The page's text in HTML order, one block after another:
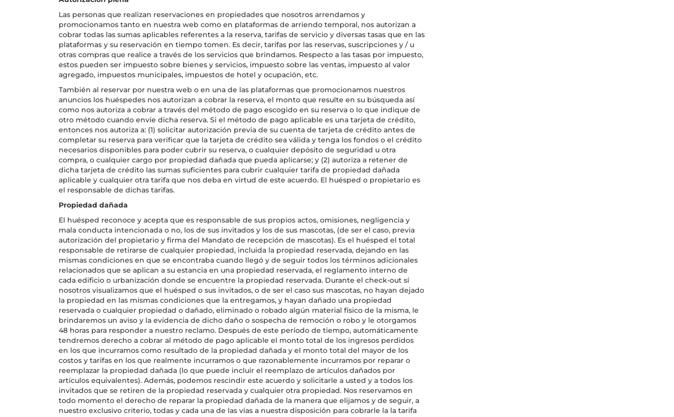
Las personas que realizan reservaciones en propiedades que nosotros arrendamos y
promocionamos tanto en nuestra web como en plataformas de arriendo temporal, nos autorizan a
cobrar todas las sumas aplicables referentes a la reserva, tarifas de servicio y diversas tasas que en las
plataformas y su reservación en tiempo tomen. Es decir, tarifas por las reservas, suscripciones y / u
otras compras que realice a través de los servicios que brindamos. Respecto a las tasas por impuesto,
estos pueden ser impuesto sobre bienes y servicios, impuesto sobre las ventas, impuesto al valor
agregado, impuestos municipales, impuestos de hotel y ocupación, etc.
También al reservar por nuestra web o en una de las plataformas que promocionamos nuestros
anuncios los huéspedes nos autorizan a cobrar la reserva, el monto que resulte en su búsqueda así
como nos autoriza a cobrar a través del método de pago escogido en su reserva o lo que indique de
otro método cuando envíe dicha reserva. Si el método de pago aplicable es una tarjeta de crédito,
entonces nos autoriza a: (1) solicitar autorización previa de su cuenta de tarjeta de crédito antes de
completar su reserva para verificar que la tarjeta de crédito sea válida y tenga los fondos o el crédito
necesarios disponibles para poder cubrir su reserva, o cualquier depósito de seguridad u otra
compra, o cualquier cargo por propiedad dañada que pueda aplicarse; y (2) autoriza a retener de
dicha tarjeta de crédito las sumas suficientes para cubrir cualquier tarifa de propiedad dañada
aplicable y cualquier otra tarifa que nos deba en virtud de este acuerdo. El huésped o propietario es
el responsable de dichas tarifas.
Propiedad dañada
El huésped reconoce y acepta que es responsable de sus propios actos, omisiones, negligencia y
mala conducta intencionada o no, los de sus invitados y los de sus mascotas, (de ser el caso, previa
autorización del propietario y firma del Mandato de recepción de mascotas). Es el huésped el total
responsable de retirarse de cualquier propiedad, incluida la propiedad reservada, dejando en las
mismas condiciones en que se encontraba cuando llegó y de seguir todos los términos adicionales
relacionados que se aplican a su estancia en una propiedad reservada, el reglamento interno de
cada edificio o urbanización donde se encuentre la propiedad reservada. Durante el check-out sí
nosotros visualizamos que el huésped o sus invitados, o de ser el caso sus mascotas, no hayan dejado
la propiedad en las mismas condiciones que la entregamos, y hayan dañado una propiedad
reservada o cualquier propiedad o dañado, eliminado o robado algún material físico de la misma, le
brindaremos un aviso y la evidencia de dicho daño o sospecha de remoción o robo y le otorgamos
48 horas para responder a nuestro reclamo. Después de este período de tiempo, automáticamente
tendremos derecho a cobrar al método de pago aplicable el monto total de los ingresos perdidos
en los que incurramos como resultado de la propiedad dañada y el monto total del mayor de los
costos y tarifas en los que realmente incurramos o que razonablemente incurramos por reparar o
reemplazar la propiedad dañada (lo que puede incluir el reemplazo de artículos dañados por
artículos equivalentes). Además, podemos rescindir este acuerdo y solicitarle a usted y a todos los
invitados que se retiren de la propiedad reservada y cualquier otra propiedad. Nos reservamos en
todo momento el derecho de reparar la propiedad dañada de la manera que elijamos y de seguir, a
nuestro exclusivo criterio, todas y cada una de las vías a nuestra disposición para cobrarle la la tarifa